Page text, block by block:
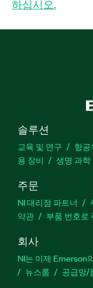
하는 데 사용할
나타나고 해당
수 있습니다. 이
식을 지원합니다.
부품 번호:
하십시오.
솔루션
교육 및 연구 항공
용 장비
생명 과학
주문
NI 대리점 파트너
약관
부품 번호로
회사
NI는 이제 Emerson
뉴스룸
공급망/